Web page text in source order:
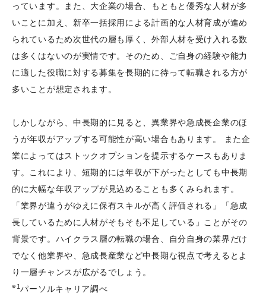
っています。また、大企業の場合、もともと優秀な人材が多
いことに加え、新卒一括採用による計画的な人材育成が進め
られているため次世代の層も厚く、外部人材を受け入れる数
は多くはないのが実情です。そのため、ご自身の経験や能力
に適した役職に対する募集を長期的に待って転職される方が
多いことが想定されます。
しかしながら、中長期的に見ると、異業界や急成長企業のほ
うが年収がアップする可能性が高い場合もあります。 また企
業によってはストックオプションを提示するケースもありま
す。これにより、短期的には年収が下がったとしても中長期
的に大幅な年収アップが見込めることも多くみられます。
「業界が違うがゆえに保有スキルが高く評価される」「急成
長しているために人材がそもそも不足している」ことがその
背景です。ハイクラス層の転職の場合、自分自身の業界だけ
でなく他業界や、急成長産業など中長期な視点で考えるとよ
り一層チャンスが広がるでしょう。
※1 パーソルキャリア調べ